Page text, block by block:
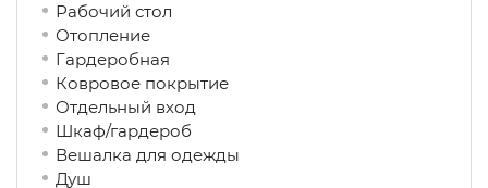
Рабочий стол
Отопление
Гардеробная
Ковровое покрытие
Отдельный вход
Шкаф/гардероб
Вешалка для одежды
Душ